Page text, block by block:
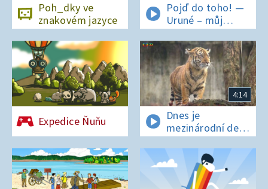
Poh_dky ve
znakovém jazyce
Pojď do toho! —
Uruné – můj
horský koník
Expedice Ňuňu
4:14
Dnes je
mezinárodní den
t_grů